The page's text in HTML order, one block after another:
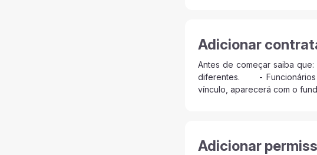
Adicionar
Antes de começar saiba
diferentes. - Funcionários
vínculo, aparecerá com o
Adicionar